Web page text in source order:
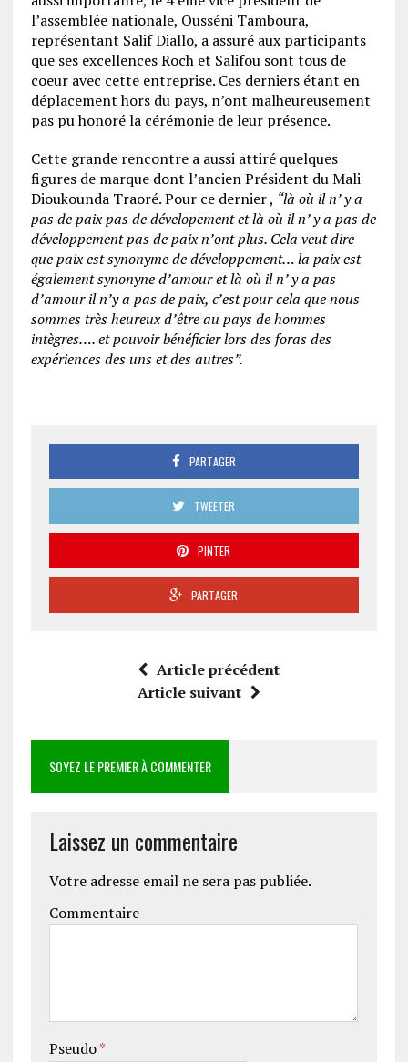
l’assemblée nationale, Ousséni Tamboura,
représentant Salif Diallo, a assuré aux participants
que ses excellences Roch et Salifou sont tous de
coeur avec cette entreprise. Ces derniers étant en
déplacement hors du pays, n’ont malheureusement
pas pu honoré la cérémonie de leur présence.
Cette grande rencontre a aussi attiré quelques
figures de marque dont l’ancien Président du Mali
Dioukounda Traoré. Pour ce dernier , “là où il n’ y a
pas de paix pas de dévelopement et là où il n’ y a pas de
développement pas de paix n’ont plus. Cela veut dire
que paix est synonyme de développement… la paix est
également synonyne d’amour et là où il n’ y a pas
d’amour il n’y a pas de paix, c’est pour cela que nous
sommes très heureux d’être au pays de hommes
intègres…. et pouvoir bénéficier lors des foras des
expériences des uns et des autres”.
PARTAGER
TWEETER
PINTER
PARTAGER
Article précédent
Article suivant
SOYEZ LE PREMIER À COMMENTER
Laissez un commentaire
Votre adresse email ne sera pas publiée.
Commentaire
Pseudo*